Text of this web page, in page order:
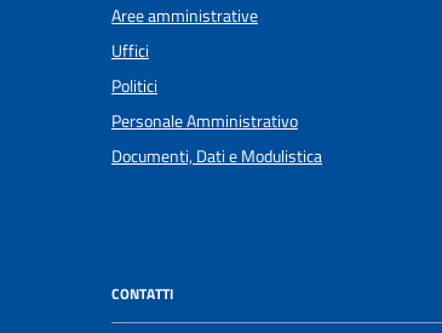
Aree amministrative
Uffici
Politici
Personale Amministrativo
Documenti, Dati e Modulistica
CONTATTI